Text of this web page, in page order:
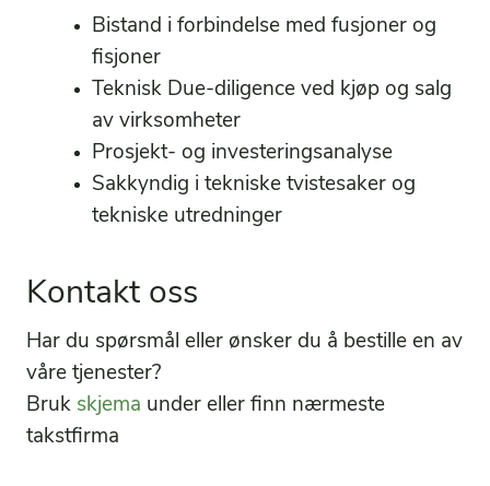
Kontakt oss
Har du spørsmål eller ønsker du å bestille en av
våre tjenester?
Bruk skjema under eller finn nærmeste
takstfirma
Bistand i forbindelse med fusjoner og
fisjoner
Teknisk Due-diligence ved kjøp og salg
av virksomheter
Prosjekt- og investeringsanalyse
Sakkyndig i tekniske tvistesaker og
tekniske utredninger